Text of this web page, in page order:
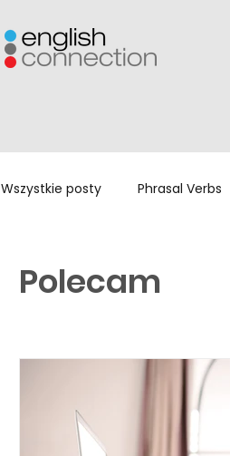
Wszystkie posty Phrasal Verbs
Polecam